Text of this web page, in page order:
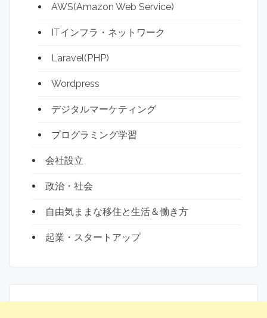
AWS(Amazon Web Service)
ITインフラ・ネットワーク
Laravel(PHP)
Wordpress
デジタルマーケティング
プログラミング学習
会社設立
政治・社会
自由気ままな移住と生活＆働き方
起業・スタートアップ